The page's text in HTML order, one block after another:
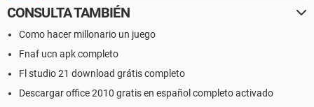
CONSULTA TAMBIÉN
Como hacer millonario un juego
Fnaf ucn apk completo
Fl studio 21 download grátis completo
Descargar office 2010 gratis en español completo activado